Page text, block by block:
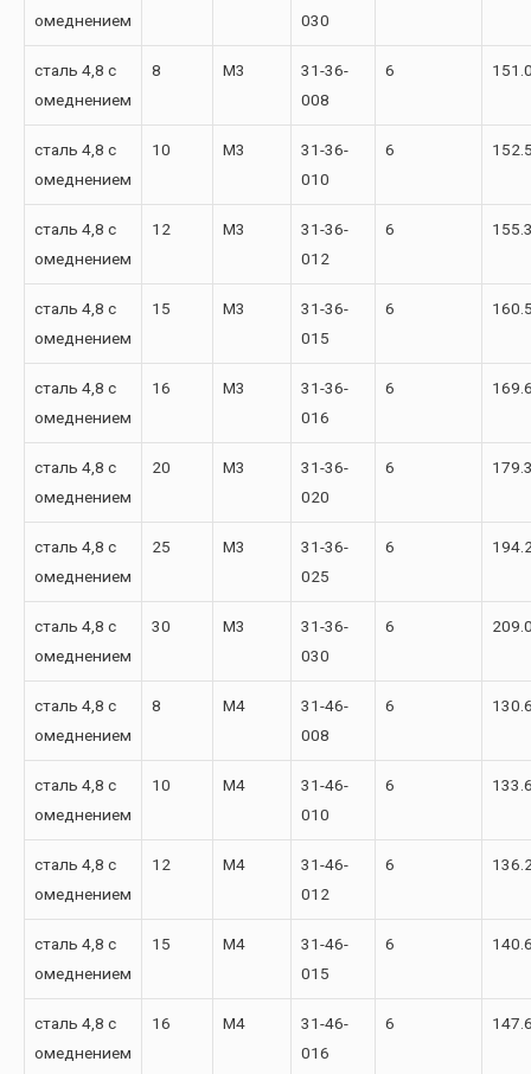
омеднением
030
сталь 4,8 с
омеднением
8 М3
31-36-
008
6
сталь 4,8 с
омеднением
10 М3
31-36-
010
6
сталь 4,8 с
омеднением
12 М3
31-36-
012
6
сталь 4,8 с
омеднением
15 М3
31-36-
015
6
сталь 4,8 с
омеднением
16 М3
31-36-
016
6
сталь 4,8 с
омеднением
20 М3
31-36-
020
6
сталь 4,8 с
омеднением
25 М3
31-36-
025
6
сталь 4,8 с
омеднением
30 М3
31-36-
030
6
сталь 4,8 с
омеднением
8 М4
31-46-
008
6
сталь 4,8 с
омеднением
10 М4
31-46-
010
6
сталь 4,8 с
омеднением
12 М4
31-46-
012
6
сталь 4,8 с
омеднением
15 М4
31-46-
015
6
сталь 4,8 с
омеднением
16 М4
31-46-
016
6